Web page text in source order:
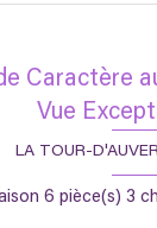
Caractère
Vue
LA TOUR-